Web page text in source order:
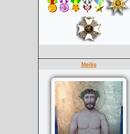
Meilis